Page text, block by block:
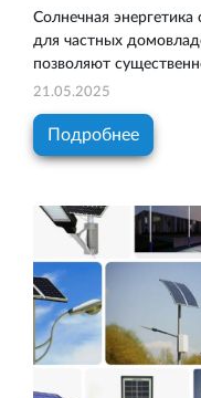
Солнечная энергетика
для частных
позволяют
21.05.2025
Подробнее